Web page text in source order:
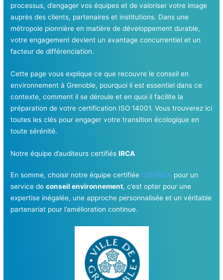
processus, d’engager vos équipes et de valoriser votre image
auprès des clients, partenaires et institutions. Dans une
métropole pionnière en matière de développement durable,
votre engagement devient un avantage concurrentiel et un
facteur de différenciation.
Cette page vous explique ce que recouvre le conseil en
environnement à Grenoble, pourquoi il est essentiel dans ce
contexte, comment il se déroule et en quoi il facilite la
préparation de votre certification ISO 14001. Vous trouverez ici
toutes les clés pour engager votre transition écologique en
toute sérénité.
Notre équipe d’auditeurs certifiésIRCA
En somme, choisir notre équipe certifiée CQI IRCA pour un
service deconseil environnement, c’est opter pour une
expertise inégalée, une approche personnalisée et un véritable
partenariat pour l’amélioration continue.